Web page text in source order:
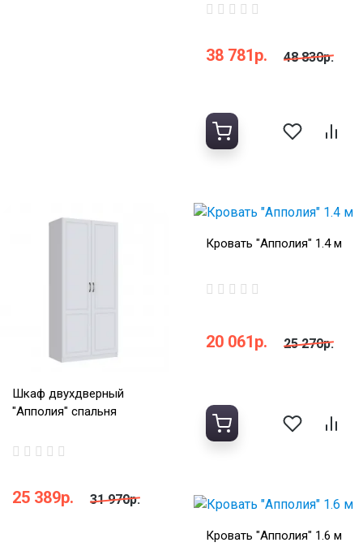
38 781р. 48 830р.
Шкаф двухдверный
"Апполия" спальня
25 389р. 31 970р.
Кровать "Апполия" 1.4 м
20 061р. 25 270р.
Кровать "Апполия" 1.6 м